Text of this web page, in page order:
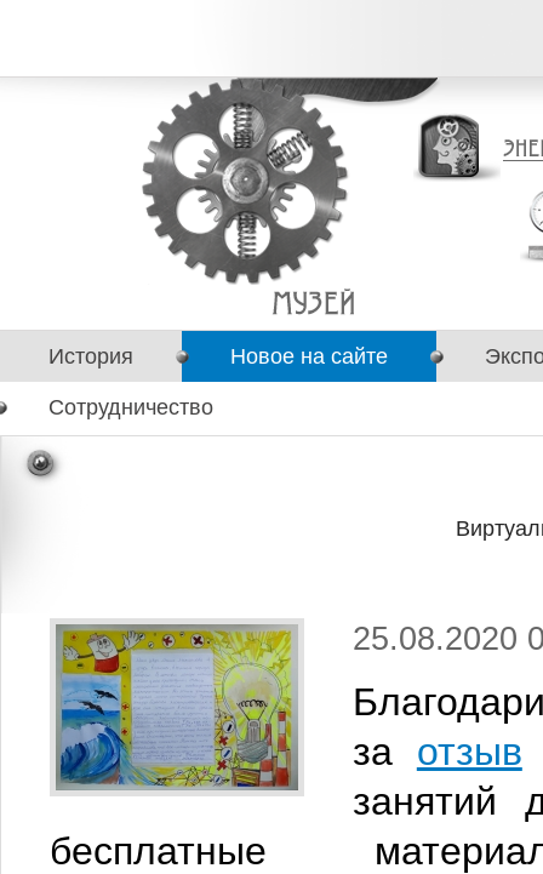
История Новое на сайте
Сотрудничество
25.08.2020
за отзыв
занятий
бесплатные